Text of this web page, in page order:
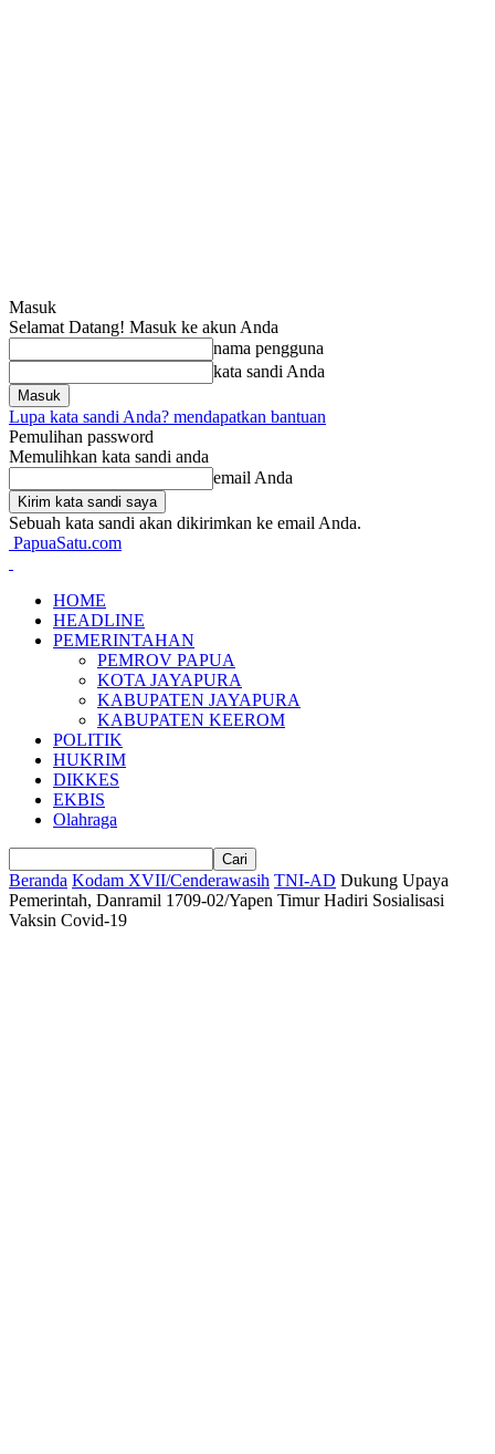
Masuk
Selamat Datang! Masuk ke akun Anda
nama pengguna
kata sandi Anda
Lupa kata sandi Anda? mendapatkan bantuan
Pemulihan password
Memulihkan kata sandi anda
email Anda
Sebuah kata sandi akan dikirimkan ke email Anda.
PapuaSatu.com
HOME
HEADLINE
PEMERINTAHAN
PEMROV PAPUA
KOTA JAYAPURA
KABUPATEN JAYAPURA
KABUPATEN KEEROM
POLITIK
HUKRIM
DIKKES
EKBIS
Olahraga
Beranda Kodam XVII/Cenderawasih TNI-AD Dukung Upaya
Pemerintah, Danramil 1709-02/Yapen Timur Hadiri Sosialisasi
Vaksin Covid-19